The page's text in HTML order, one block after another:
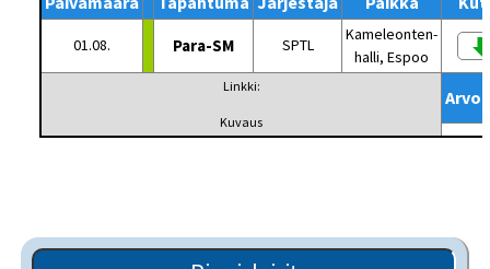
01.08. Para-SM SPTL
Kameleonten-
halli, Espoo
Linkki:
Kuvaus